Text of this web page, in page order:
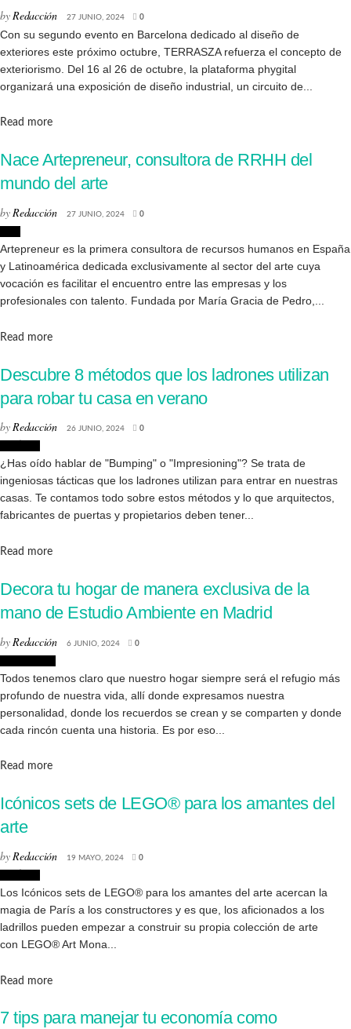
byRedacción 27 JUNIO, 2024 0
Con su segundo evento en Barcelona dedicado al diseño de
exteriores este próximo octubre, TERRASZA refuerza el concepto de
exteriorismo. Del 16 al 26 de octubre, la plataforma phygital
organizará una exposición de diseño industrial, un circuito de...
Read moreDetails
Nace Artepreneur, consultora de RRHH del
mundo del arte
byRedacción 27 JUNIO, 2024 0
Artepreneur es la primera consultora de recursos humanos en España
y Latinoamérica dedicada exclusivamente al sector del arte cuya
vocación es facilitar el encuentro entre las empresas y los
profesionales con talento. Fundada por María Gracia de Pedro,...
Read moreDetails
Descubre 8 métodos que los ladrones utilizan
para robar tu casa en verano
byRedacción 26 JUNIO, 2024 0
¿Has oído hablar de "Bumping" o "Impresioning"? Se trata de
ingeniosas tácticas que los ladrones utilizan para entrar en nuestras
casas. Te contamos todo sobre estos métodos y lo que arquitectos,
fabricantes de puertas y propietarios deben tener...
Read moreDetails
Decora tu hogar de manera exclusiva de la
mano de Estudio Ambiente en Madrid
by Redacción 6 JUNIO, 2024 0
Todos tenemos claro que nuestro hogar siempre será el refugio más
profundo de nuestra vida, allí donde expresamos nuestra
personalidad, donde los recuerdos se crean y se comparten y donde
cada rincón cuenta una historia. Es por eso...
Read moreDetails
Icónicos sets de LEGO® para los amantes del
arte
byRedacción 19 MAYO, 2024 0
Los Icónicos sets de LEGO® para los amantes del arte acercan la
magia de París a los constructores y es que, los aficionados a los
ladrillos pueden empezar a construir su propia colección de arte
con LEGO® Art Mona...
Read moreDetails
7 tips para manejar tu economía como